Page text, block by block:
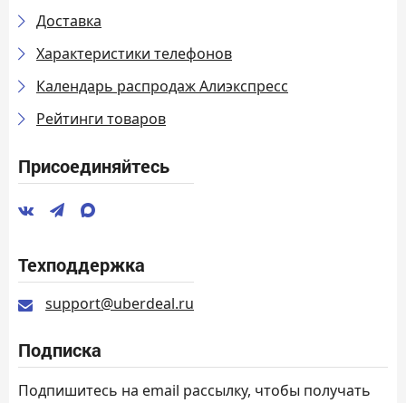
Доставка
Характеристики телефонов
Календарь распродаж Алиэкспресс
Рейтинги товаров
Присоединяйтесь
Техподдержка
support@uberdeal.ru
Подписка
Подпишитесь на email рассылку, чтобы получать